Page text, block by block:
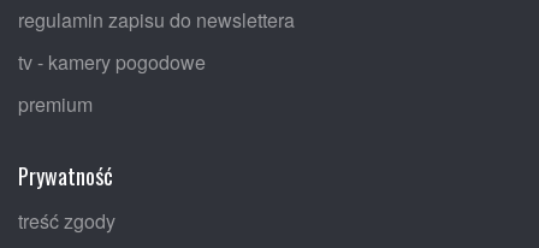
regulamin zapisu do newslettera
tv - kamery pogodowe
premium
Prywatność
treść zgody